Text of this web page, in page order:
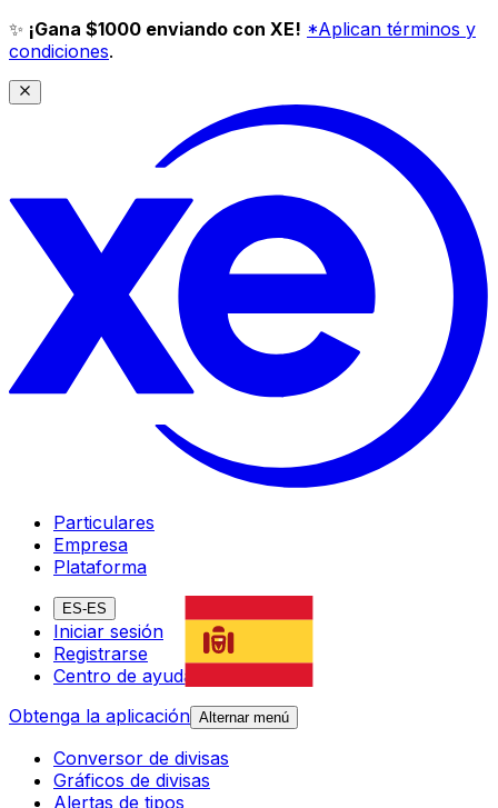
✨ ¡Gana $1000 enviando con XE! *Aplican términos y
condiciones.
Particulares
Empresa
Plataforma
ES-ES
Iniciar sesión
Registrarse
Centro de ayuda
Obtenga la aplicación Alternar menú
Conversor de divisas
Gráficos de divisas
Alertas de tipos